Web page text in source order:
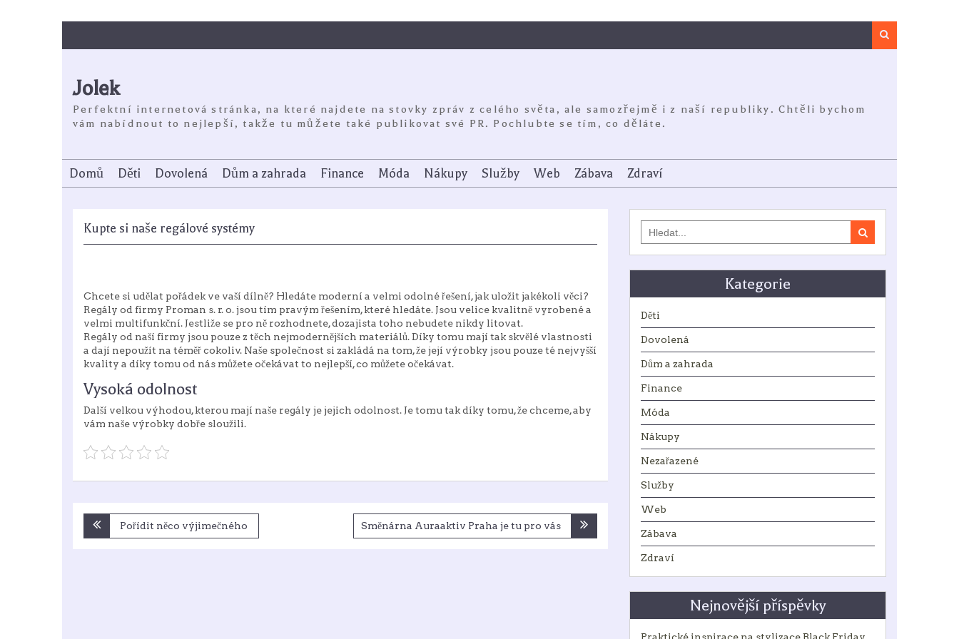
Jolek
Perfektní internetová stránka, na které najdete na stovky zpráv z celého světa, ale samozřejmě i z naší republiky. Chtěli bychom
vám nabídnout to nejlepší, takže tu můžete také publikovat své PR. Pochlubte se tím, co děláte.
Domů Děti Dovolená Dům a zahrada Finance Móda Nákupy Služby Web Zábava Zdraví
Kupte si naše regálové systémy
Chcete si udělat pořádek ve vaší dílně? Hledáte moderní a velmi odolné řešení, jak uložit jakékoli věci?
Regály od firmy Proman s. r. o. jsou tím pravým řešením, které hledáte. Jsou velice kvalitně vyrobené a
velmi multifunkční. Jestliže se pro ně rozhodnete, dozajista toho nebudete nikdy litovat.
Regály od naší firmy jsou pouze z těch nejmodernějších materiálů. Díky tomu mají tak skvělé vlastnosti
a dají nepoužít na téměř cokoliv. Naše společnost si zakládá na tom, že její výrobky jsou pouze té nejvyšší
kvality a díky tomu od nás můžete očekávat to nejlepší, co můžete očekávat.
Vysoká odolnost
Další velkou výhodou, kterou mají naše regály je jejich odolnost. Je tomu tak díky tomu, že chceme, aby
vám naše výrobky dobře sloužili.
NavigacePořídit něco výjimečného Směnárna Auraaktiv Praha je tu pro vás
for:
Kategorie
Děti
Dovolená
Dům a zahrada
Finance
Móda
Nákupy
Nezařazené
Služby
Web
Zábava
Zdraví
Nejnovější příspěvky